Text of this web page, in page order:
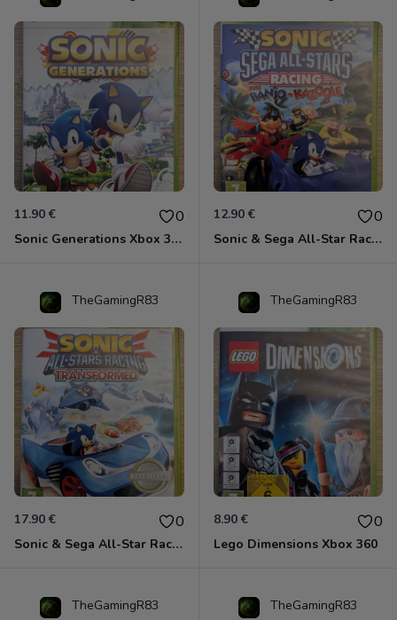
11.90 € 0
Sonic Generations Xbox 360
12.90 € 0
Sonic & Sega All-Star Racing avec Banjo-Kazooie Xbox 360
TheGamingR83
17.90 € 0
Sonic & Sega All-Star Racing - Transformed Xbox 360
TheGamingR83
8.90 € 0
Lego Dimensions Xbox 360
TheGamingR83 TheGamingR83